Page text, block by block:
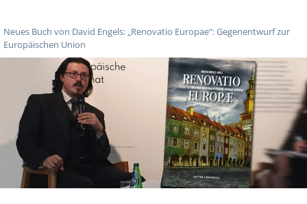
Neues Buch von David Engels: „Renovatio Europae“: Gegenentwurf zur
Europäischen Union